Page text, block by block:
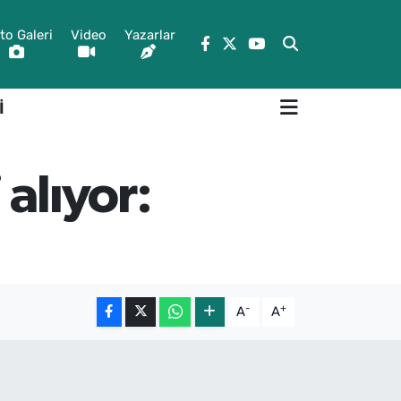
Galeri Video Yazarlar
A- A+